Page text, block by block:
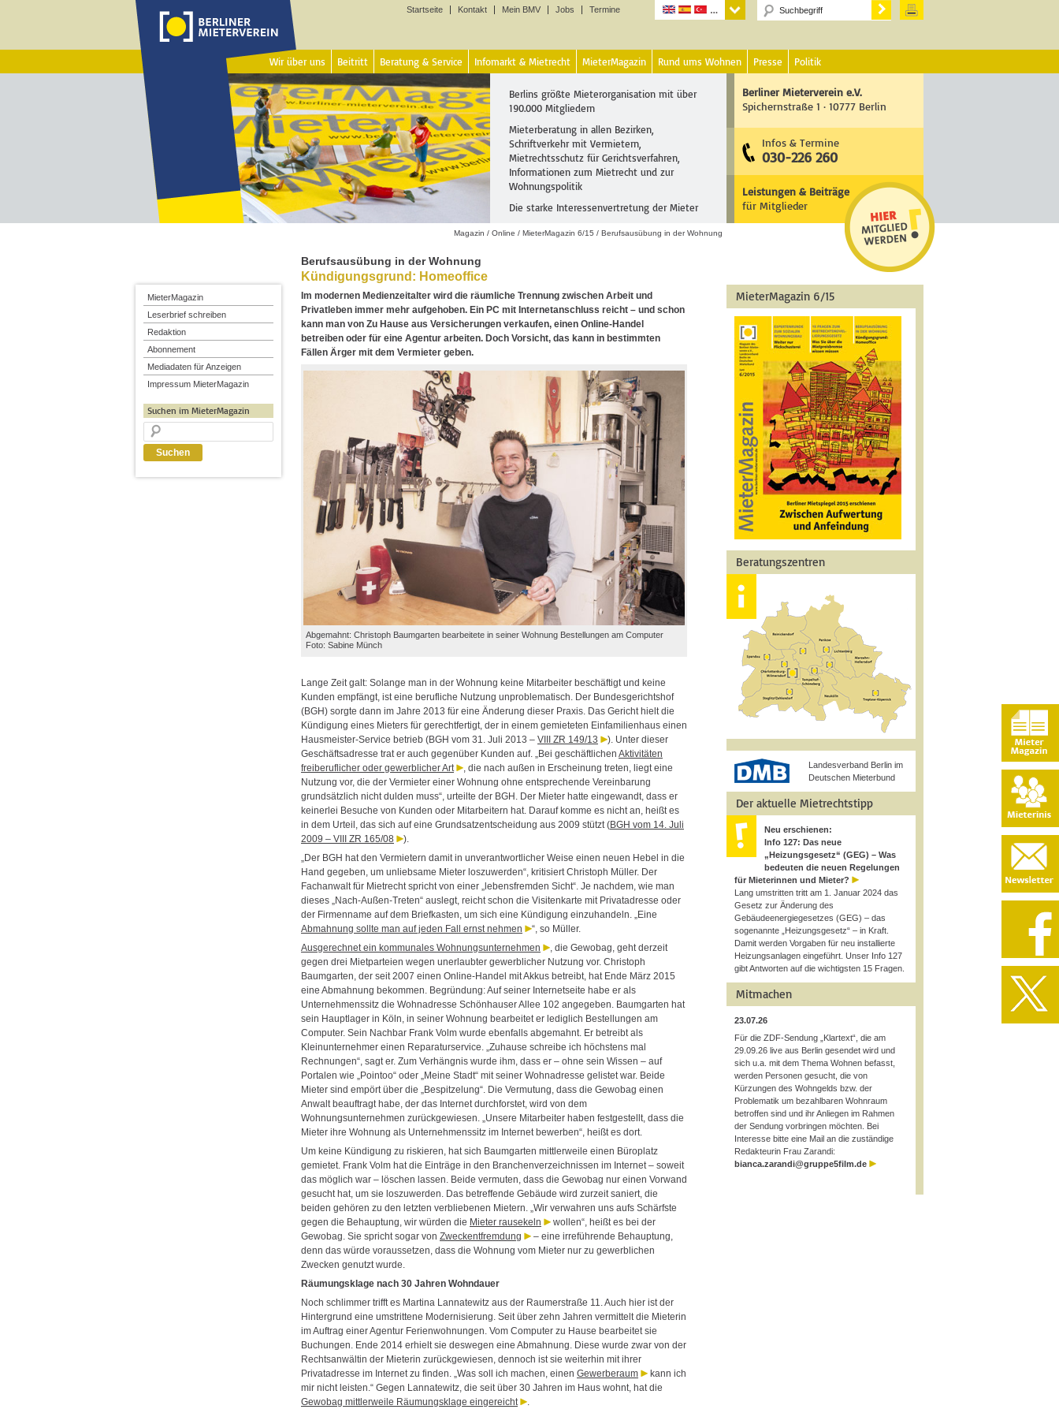
Startseite Kontakt Mein BMV Jobs Termine
Wir über uns Beitritt Beratung & Service Infomarkt & Mietrecht MieterMagazin Rund ums Wohnen Presse Politik
Berlins größte Mieterorganisation mit über
190.000 Mitgliedern
Mieterberatung in allen Bezirken,
Schriftverkehr mit Vermietern,
Mietrechtsschutz für Gerichtsverfahren,
Informationen zum Mietrecht und zur
Wohnungspolitik
Die starke Interessenvertretung der Mieter
Berliner Mieterverein e.V.
Spichernstraße 1 · 10777 Berlin
Infos & Termine
030-226 260
Leistungen & Beiträge
für Mitglieder
Magazin / Online / MieterMagazin 6/15 / Berufsausübung in der Wohnung
Berufsausübung in der Wohnung
Kündigungsgrund: Homeoffice
Im modernen Medienzeitalter wird die räumliche Trennung zwischen Arbeit und
Privatleben immer mehr aufgehoben. Ein PC mit Internetanschluss reicht – und schon
kann man von Zu Hause aus Versicherungen verkaufen, einen Online-Handel
betreiben oder für eine Agentur arbeiten. Doch Vorsicht, das kann in bestimmten
Fällen Ärger mit dem Vermieter geben.
Abgemahnt: Christoph Baumgarten bearbeitete in seiner Wohnung Bestellungen am Computer
Foto: Sabine Münch
Lange Zeit galt: Solange man in der Wohnung keine Mitarbeiter beschäftigt und keine
Kunden empfängt, ist eine berufliche Nutzung unproblematisch. Der Bundesgerichtshof
(BGH) sorgte dann im Jahre 2013 für eine Änderung dieser Praxis. Das Gericht hielt die
Kündigung eines Mieters für gerechtfertigt, der in einem gemieteten Einfamilienhaus einen
Hausmeister-Service betrieb (BGH vom 31. Juli 2013 – VIII ZR 149/13
). Unter dieser
Geschäftsadresse trat er auch gegenüber Kunden auf. „Bei geschäftlichen Aktivitäten
freiberuflicher oder gewerblicher Art
, die nach außen in Erscheinung treten, liegt eine
Nutzung vor, die der Vermieter einer Wohnung ohne entsprechende Vereinbarung
grundsätzlich nicht dulden muss“, urteilte der BGH. Der Mieter hatte eingewandt, dass er
keinerlei Besuche von Kunden oder Mitarbeitern hat. Darauf komme es nicht an, heißt es
in dem Urteil, das sich auf eine Grundsatzentscheidung aus 2009 stützt (BGH vom 14. Juli
2009 – VIII ZR 165/08
).
„Der BGH hat den Vermietern damit in unverantwortlicher Weise einen neuen Hebel in die
Hand gegeben, um unliebsame Mieter loszuwerden“, kritisiert Christoph Müller. Der
Fachanwalt für Mietrecht spricht von einer „lebensfremden Sicht“. Je nachdem, wie man
dieses „Nach-Außen-Treten“ auslegt, reicht schon die Visitenkarte mit Privatadresse oder
der Firmenname auf dem Briefkasten, um sich eine Kündigung einzuhandeln. „Eine
Abmahnung sollte man auf jeden Fall ernst nehmen
“, so Müller.
Ausgerechnet ein kommunales Wohnungsunternehmen
, die Gewobag, geht derzeit
gegen drei Mietparteien wegen unerlaubter gewerblicher Nutzung vor. Christoph
Baumgarten, der seit 2007 einen Online-Handel mit Akkus betreibt, hat Ende März 2015
eine Abmahnung bekommen. Begründung: Auf seiner Internetseite habe er als
Unternehmenssitz die Wohnadresse Schönhauser Allee 102 angegeben. Baumgarten hat
sein Hauptlager in Köln, in seiner Wohnung bearbeitet er lediglich Bestellungen am
Computer. Sein Nachbar Frank Volm wurde ebenfalls abgemahnt. Er betreibt als
Kleinunternehmer einen Reparaturservice. „Zuhause schreibe ich höchstens mal
Rechnungen“, sagt er. Zum Verhängnis wurde ihm, dass er – ohne sein Wissen – auf
Portalen wie „Pointoo“ oder „Meine Stadt“ mit seiner Wohnadresse gelistet war. Beide
Mieter sind empört über die „Bespitzelung“. Die Vermutung, dass die Gewobag einen
Anwalt beauftragt habe, der das Internet durchforstet, wird von dem
Wohnungsunternehmen zurückgewiesen. „Unsere Mitarbeiter haben festgestellt, dass die
Mieter ihre Wohnung als Unternehmenssitz im Internet bewerben“, heißt es dort.
Um keine Kündigung zu riskieren, hat sich Baumgarten mittlerweile einen Büroplatz
gemietet. Frank Volm hat die Einträge in den Branchenverzeichnissen im Internet – soweit
das möglich war – löschen lassen. Beide vermuten, dass die Gewobag nur einen Vorwand
gesucht hat, um sie loszuwerden. Das betreffende Gebäude wird zurzeit saniert, die
beiden gehören zu den letzten verbliebenen Mietern. „Wir verwahren uns aufs Schärfste
gegen die Behauptung, wir würden die Mieter rausekeln
wollen“, heißt es bei der
Gewobag. Sie spricht sogar von Zweckentfremdung
– eine irreführende Behauptung,
denn das würde voraussetzen, dass die Wohnung vom Mieter nur zu gewerblichen
Zwecken genutzt wurde.
Räumungsklage nach 30 Jahren Wohndauer
Noch schlimmer trifft es Martina Lannatewitz aus der Raumerstraße 11. Auch hier ist der
Hintergrund eine umstrittene Modernisierung. Seit über zehn Jahren vermittelt die Mieterin
im Auftrag einer Agentur Ferienwohnungen. Vom Computer zu Hause bearbeitet sie
Buchungen. Ende 2014 erhielt sie deswegen eine Abmahnung. Diese wurde zwar von der
Rechtsanwältin der Mieterin zurückgewiesen, dennoch ist sie weiterhin mit ihrer
Privatadresse im Internet zu finden. „Was soll ich machen, einen Gewerberaum
kann ich
mir nicht leisten.“ Gegen Lannatewitz, die seit über 30 Jahren im Haus wohnt, hat die
Gewobag mittlerweile Räumungsklage eingereicht
.
MieterMagazin 6/15
Beratungszentren
Landesverband Berlin im
Deutschen Mieterbund
Der aktuelle Mietrechtstipp
Neu erschienen:
Info 127: Das neue
„Heizungsgesetz“ (GEG) – Was
bedeuten die neuen Regelungen
für Mieterinnen und Mieter?
Lang umstritten tritt am 1. Januar 2024 das
Gesetz zur Änderung des
Gebäudeenergiegesetzes (GEG) – das
sogenannte „Heizungsgesetz“ – in Kraft.
Damit werden Vorgaben für neu installierte
Heizungsanlagen eingeführt. Unser Info 127
gibt Antworten auf die wichtigsten 15 Fragen.
Mitmachen
23.07.26
Für die ZDF-Sendung „Klartext“, die am
29.09.26 live aus Berlin gesendet wird und
sich u.a. mit dem Thema Wohnen befasst,
werden Personen gesucht, die von
Kürzungen des Wohngelds bzw. der
Problematik um bezahlbaren Wohnraum
betroffen sind und ihr Anliegen im Rahmen
der Sendung vorbringen möchten. Bei
Interesse bitte eine Mail an die zuständige
Redakteurin Frau Zarandi:
bianca.zarandi@gruppe5film.de
MieterMagazin
Leserbrief schreiben
Redaktion
Abonnement
Mediadaten für Anzeigen
Impressum MieterMagazin
Suchen im MieterMagazin